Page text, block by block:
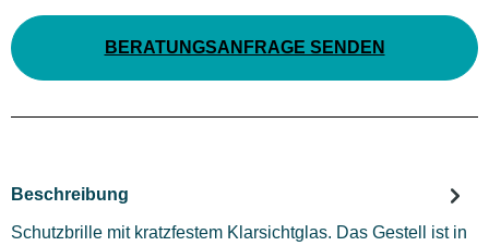
BERATUNGSANFRAGE SENDEN
Beschreibung
Schutzbrille mit kratzfestem Klarsichtglas. Das Gestell ist in